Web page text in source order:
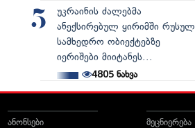
5
უკრაინის ძალებმა
ანექსირებულ ყირიმში რუსულ
სამხედრო ობიექტებზე
იერიშები მიიტანეს...
4805 ნახვა
ანონსები მეცნიერება